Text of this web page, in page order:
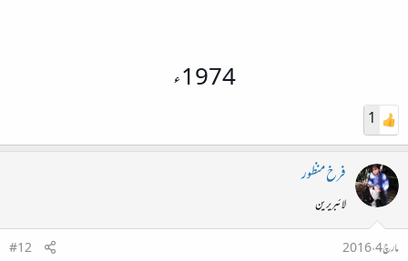
1974ء
1
فرخ منظور
لائبریرین
مارچ 4، 2016
#12